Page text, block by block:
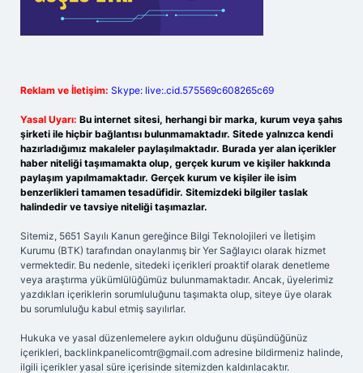
Reklam ve İletişim: Skype: live:.cid.575569c608265c69
Yasal Uyarı: Bu internet sitesi, herhangi bir marka, kurum veya şahıs
şirketi ile hiçbir bağlantısı bulunmamaktadır. Sitede yalnızca kendi
hazırladığımız makaleler paylaşılmaktadır. Burada yer alan içerikler
haber niteliği taşımamakta olup, gerçek kurum ve kişiler hakkında
paylaşım yapılmamaktadır. Gerçek kurum ve kişiler ile isim
benzerlikleri tamamen tesadüfidir. Sitemizdeki bilgiler taslak
halindedir ve tavsiye niteliği taşımazlar.
Sitemiz, 5651 Sayılı Kanun gereğince Bilgi Teknolojileri ve İletişim
Kurumu (BTK) tarafından onaylanmış bir Yer Sağlayıcı olarak hizmet
vermektedir. Bu nedenle, sitedeki içerikleri proaktif olarak denetleme
veya araştırma yükümlülüğümüz bulunmamaktadır. Ancak, üyelerimiz
yazdıkları içeriklerin sorumluluğunu taşımakta olup, siteye üye olarak
bu sorumluluğu kabul etmiş sayılırlar.
Hukuka ve yasal düzenlemelere aykırı olduğunu düşündüğünüz
içerikleri, backlinkpanelicomtr@gmail.com adresine bildirmeniz halinde,
ilgili içerikler yasal süre içerisinde sitemizden kaldırılacaktır.